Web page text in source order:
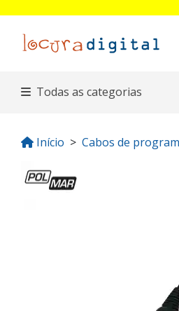
Todas as categorias
Início Cabos de